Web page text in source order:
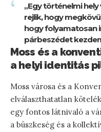
„Egy történelmi
rejlik, hogy
hogy folyamatosan
párbeszédet
Moss és a
a helyi identitás
Moss városa és a
elválaszthatatlan
egy fontos látnivaló a
a büszkeség és a